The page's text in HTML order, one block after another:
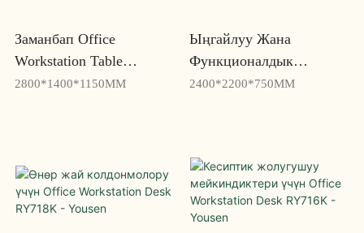
Заманбап Office
Workstation Table
RY728P-2 Жогорку Жана
2800*1400*1150MM
Ыңгайлуу Жана
Функционалдык
Мейкиндиктер Үчүн
2400*2200*750MM